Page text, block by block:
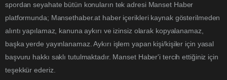
spordan seyahate bütün konuların tek adresi Manset Haber
platformunda; Mansethaber.at haber içerikleri kaynak gösterilmeden
alıntı yapılamaz, kanuna aykırı ve izinsiz olarak kopyalanamaz,
başka yerde yayınlanamaz. Aykırı işlem yapan kişi/kişiler için yasal
başvuru hakkı saklı tutulmaktadır. Manset Haber'i tercih ettiğiniz için
teşekkür ederiz.